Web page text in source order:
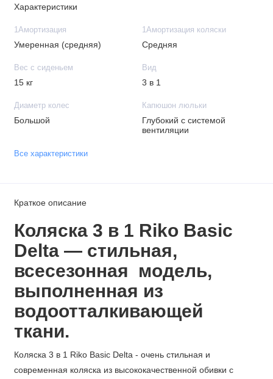
Характеристики
1Амортизация
Умеренная (средняя)
1Амортизация коляски
Средняя
Вес с сиденьем
15 кг
Вид
3 в 1
Диаметр колес
Большой
Капюшон люльки
Глубокий с системой
вентиляции
Все характеристики
Краткое описание
Коляска 3 в 1 Riko Basic
Delta — стильная,
всесезонная модель,
выполненная из
водоотталкивающей
ткани.
Коляска 3 в 1 Riko Basic Delta - очень стильная и
современная коляска из высококачественной обивки с